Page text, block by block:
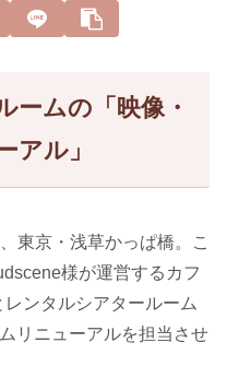
ームの「映像・
アル」
東京・浅草かっぱ橋。こ
様が運営するカフ
ンタルシアタールーム
リニューアルを担当させ